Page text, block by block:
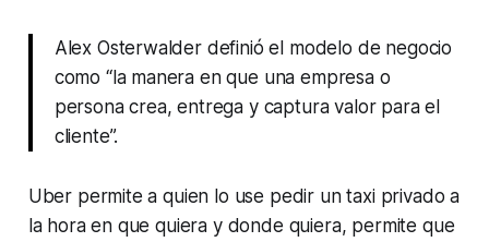
Alex Osterwalder definió el modelo de negocio
como “la manera en que una empresa o
persona crea, entrega y captura valor para el
cliente”.
Uber permite a quien lo use pedir un taxi privado a
la hora en que quiera y donde quiera, permite que